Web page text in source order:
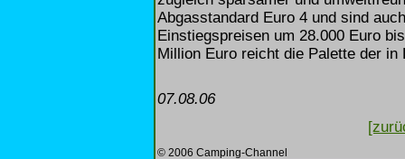
Abgasstandard Euro 4 und sind
Einstiegspreisen um 28.000 Euro
Million Euro reicht die Palette der
07.08.06
© 2006 Camping-Channel